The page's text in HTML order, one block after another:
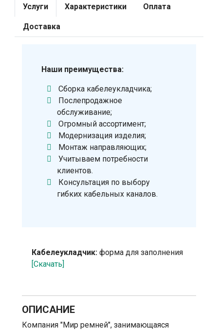
Услуги Характеристики Оплата
Доставка
Наши преимущества:
Сборка кабелеукладчика;
Послепродажное
обслуживание;
Огромный ассортимент;
Модернизация изделия;
Монтаж направляющих;
Учитываем потребности
клиентов.
Консультация по выбору
гибких кабельных каналов.
Кабелеукладчик: форма для заполнения
[Скачать]
ОПИСАНИЕ
Компания "Мир ремней", занимающаяся